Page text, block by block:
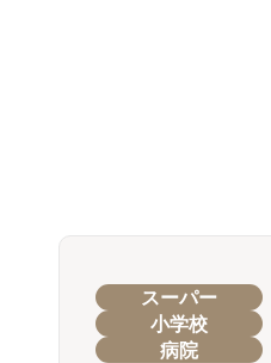
スーパー
小学校
病院